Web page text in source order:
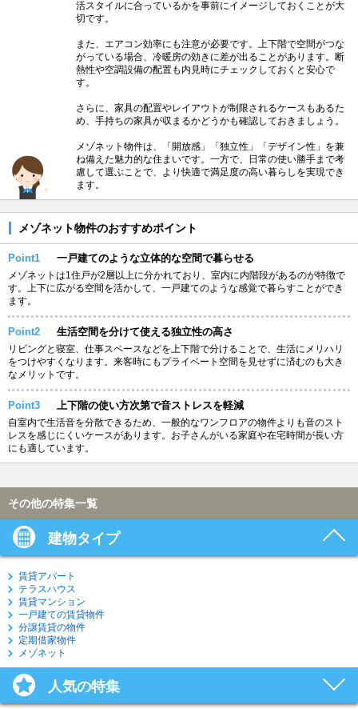
活スタイルに合っているかを事前にイメージしておくことが大
切です。
また、エアコン効率にも注意が必要です。上下階で空間がつな
がっている場合、冷暖房の効きに差が出ることがあります。断
熱性や空調設備の配置も内見時にチェックしておくと安心で
す。
さらに、家具の配置やレイアウトが制限されるケースもあるた
め、手持ちの家具が収まるかどうかも確認しておきましょう。
メゾネット物件は、「開放感」「独立性」「デザイン性」を兼
ね備えた魅力的な住まいです。一方で、日常の使い勝手まで考
慮して選ぶことで、より快適で満足度の高い暮らしを実現でき
ます。
メゾネット物件のおすすめポイント
Point1 一戸建てのような立体的な空間で暮らせる
メゾネットは1住戸が2層以上に分かれており、室内に内階段があるのが特徴で
す。上下に広がる空間を活かして、一戸建てのような感覚で暮らすことができ
ます。
Point2 生活空間を分けて使える独立性の高さ
リビングと寝室、仕事スペースなどを上下階で分けることで、生活にメリハリ
をつけやすくなります。来客時にもプライベート空間を見せずに済むのも大き
なメリットです。
Point3 上下階の使い方次第で音ストレスを軽減
自室内で生活音を分散できるため、一般的なワンフロアの物件よりも音のスト
レスを感じにくいケースがあります。お子さんがいる家庭や在宅時間が長い方
にも適しています。
その他の特集一覧
建物タイプ
賃貸アパート
テラスハウス
賃貸マンション
一戸建ての賃貸物件
分譲賃貸の物件
定期借家物件
メゾネット
人気の特集